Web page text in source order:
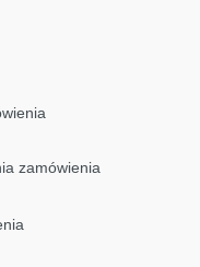
zamówienia